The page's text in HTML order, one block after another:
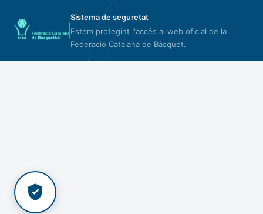
Sistema de seguretat
Estem protegint l'accés al web oficial de la
Federació Catalana de Bàsquet.